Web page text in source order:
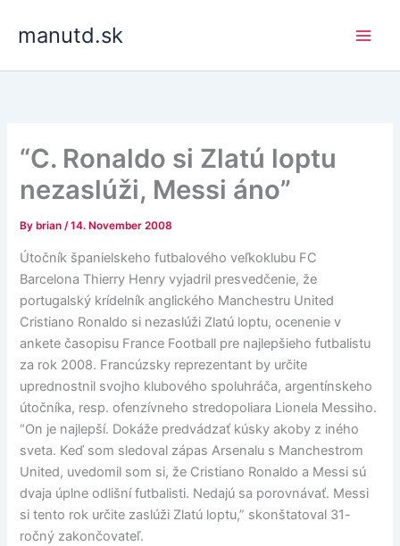
manutd.sk
“C. Ronaldo si Zlatú loptu
nezaslúži, Messi áno”
By brian/14. November 2008
Útočník španielskeho futbalového veľkoklubu FC
Barcelona Thierry Henry vyjadril presvedčenie, že
portugalský krídelník anglického Manchestru United
Cristiano Ronaldo si nezaslúži Zlatú loptu, ocenenie v
ankete časopisu France Football pre najlepšieho futbalistu
za rok 2008. Francúzsky reprezentant by určite
uprednostnil svojho klubového spoluhráča, argentínskeho
útočníka, resp. ofenzívneho stredopoliara Lionela Messiho.
“On je najlepší. Dokáže predvádzať kúsky akoby z iného
sveta. Keď som sledoval zápas Arsenalu s Manchestrom
United, uvedomil som si, že Cristiano Ronaldo a Messi sú
dvaja úplne odlišní futbalisti. Nedajú sa porovnávať. Messi
si tento rok určite zaslúži Zlatú loptu,” skonštatoval 31-
ročný zakončovateľ.